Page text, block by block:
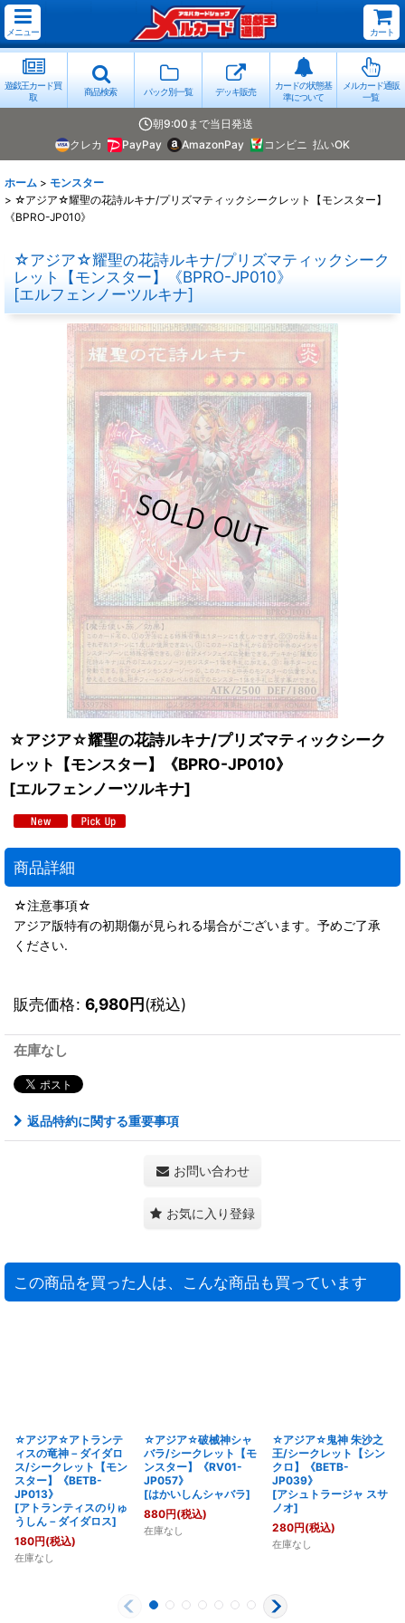
メニュー カート
遊戯王カード買
取
商品検索 パック別一覧 デッキ販売
カードの状態基
準について
メルカード通販
一覧
朝9:00まで当日発送
クレカ
PayPay AmazonPay コンビニ 払いOK
ホーム > モンスター
> ☆アジア☆耀聖の花詩ルキナ/プリズマティックシークレット【モンスター】
《BPRO-JP010》
☆アジア☆耀聖の花詩ルキナ/プリズマティックシーク
レット【モンスター】《BPRO-JP010》
[エルフェンノーツルキナ]
☆アジア☆耀聖の花詩ルキナ/プリズマティックシーク
レット【モンスター】《BPRO-JP010》
[エルフェンノーツルキナ]
商品詳細
☆注意事項☆
アジア版特有の初期傷が見られる場合がございます。予めご了承
ください.
販売価格: 6,980円(税込)
在庫なし
返品特約に関する重要事項
お問い合わせ
お気に入り登録
この商品を買った人は、こんな商品も買っています
☆アジア☆アトランテ
ィスの竜神－ダイダロ
ス/シークレット【モン
スター】《BETB-
JP013》
[アトランティスのりゅ
うしん－ダイダロス]
180円(税込)
在庫なし
☆アジア☆破械神シャ
バラ/シークレット【モ
ンスター】《RV01-
JP057》
[はかいしんシャバラ]
880円(税込)
在庫なし
☆アジア☆鬼神 朱沙之
王/シークレット【シン
クロ】《BETB-
JP039》
[アシュトラージャ スサ
ノオ]
280円(税込)
在庫なし